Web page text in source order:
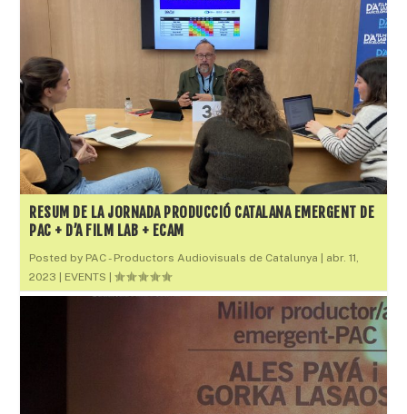
RESUM DE LA JORNADA PRODUCCIÓ CATALANA EMERGENT DE
PAC + D’A FILM LAB + ECAM
Posted by PAC - Productors Audiovisuals de Catalunya | abr. 11,
2023 | EVENTS |